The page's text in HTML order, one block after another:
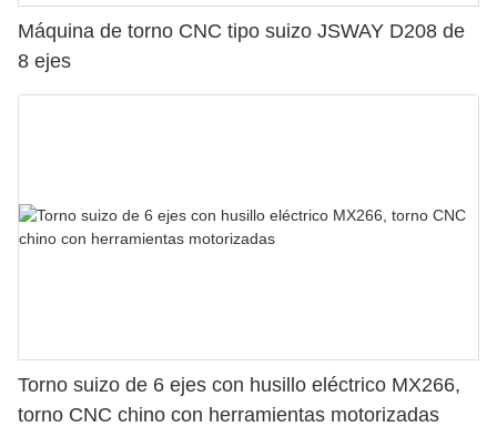
Máquina de torno CNC tipo suizo JSWAY D208 de
8 ejes
Torno suizo de 6 ejes con husillo eléctrico MX266,
torno CNC chino con herramientas motorizadas